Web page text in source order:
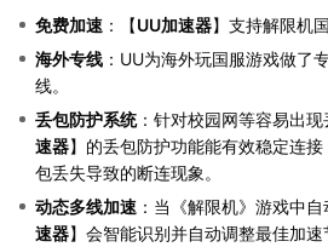
免费加速 ：【UU加速器】支持解限机
海外专线 ：UU为海外玩国服游戏做了
线。
丢包防护系统：针对校园网等容易出
速器】的丢包防护功能能有效稳定连
包丢失导致的断连现象。
动态多线加速 ：当《解限机》游戏中
速器】会智能识别并自动调整最佳加